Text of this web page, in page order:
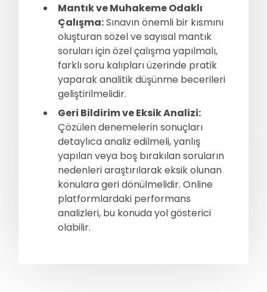
Mantık ve Muhakeme Odaklı
Çalışma:Sınavın önemli bir kısmını
oluşturan sözel ve sayısal mantık
soruları için özel çalışma yapılmalı,
farklı soru kalıpları üzerinde pratik
yaparak analitik düşünme becerileri
geliştirilmelidir.
Geri Bildirim ve Eksik Analizi:
Çözülen denemelerin sonuçları
detaylıca analiz edilmeli, yanlış
yapılan veya boş bırakılan soruların
nedenleri araştırılarak eksik olunan
konulara geri dönülmelidir. Online
platformlardaki performans
analizleri, bu konuda yol gösterici
olabilir.